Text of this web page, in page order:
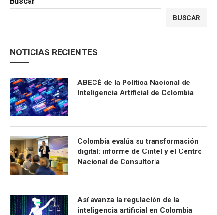
BUSCAR
NOTICIAS RECIENTES
ABECÉ de la Política Nacional de
Inteligencia Artificial de Colombia
Colombia evalúa su transformación
digital: informe de Cintel y el Centro
Nacional de Consultoría
Así avanza la regulación de la
inteligencia artificial en Colombia